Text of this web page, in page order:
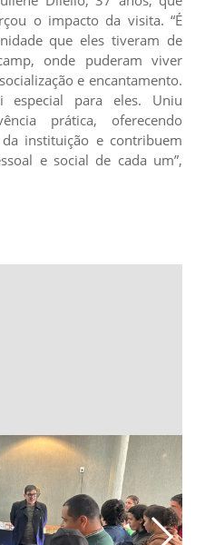
o impacto da visita. “É
que eles tiveram de
onde puderam viver
e encantamento.
para eles. Uniu
prática, oferecendo
instituição e contribuem
e social de cada um”,